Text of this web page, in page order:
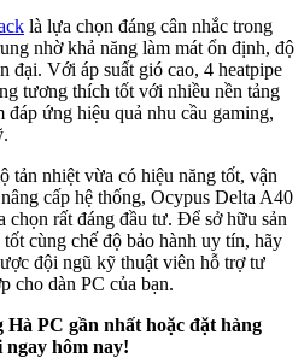
là lựa chọn đáng cân nhắc trong
nhờ khả năng làm mát ổn định, độ
đại. Với áp suất gió cao, 4 heatpipe
tương thích tốt với nhiều nền tảng
ứng hiệu quả nhu cầu gaming,
tản nhiệt vừa có hiệu năng tốt, vận
cấp hệ thống, Ocypus Delta A40
rất đáng đầu tư. Để sở hữu sản
cùng chế độ bảo hành uy tín, hãy
đội ngũ kỹ thuật viên hỗ trợ tư
cho dàn PC của bạn.
PC gần nhất hoặc đặt hàng
ngay hôm nay!